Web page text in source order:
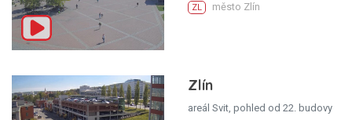
ZL město Zlín
Zlín
areál Svit, pohled od 22. budovy